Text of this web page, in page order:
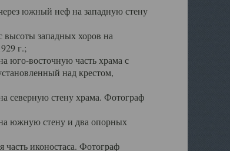
южный неф на западную стену
западных хоров на
г.;
юго-восточную часть храма с
над крестом,
северную стену храма. Фотограф
южную стену и два опорных
иконостаса. Фотограф